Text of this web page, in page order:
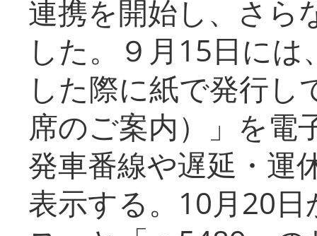
連携を開始し、さら
した。９月15日に
した際に紙で発行し
席のご案内）」を電
発車番線や遅延・運
表示する。10月20